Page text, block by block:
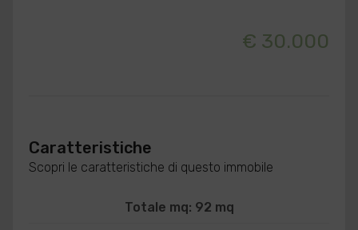
€ 30.000
Caratteristiche
Scopri le caratteristiche di questo immobile
Totale mq: 92 mq